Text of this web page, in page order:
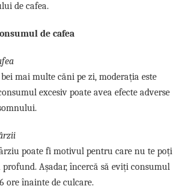
de cafea.
de cafea
mai multe căni pe zi, moderația este
excesiv poate avea efecte adverse
poate fi motivul pentru care nu te poți
Așadar, încercă să eviți consumul
ore înainte de culcare.